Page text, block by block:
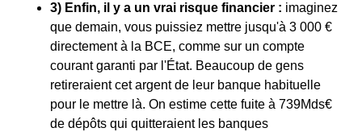
3) Enfin, il y a un vrai risque financier : imaginez
que demain, vous puissiez mettre jusqu'à 3 000 €
directement à la BCE, comme sur un compte
courant garanti par l'État. Beaucoup de gens
retireraient cet argent de leur banque habituelle
pour le mettre là. On estime cette fuite à 739Mds€
de dépôts qui quitteraient les banques